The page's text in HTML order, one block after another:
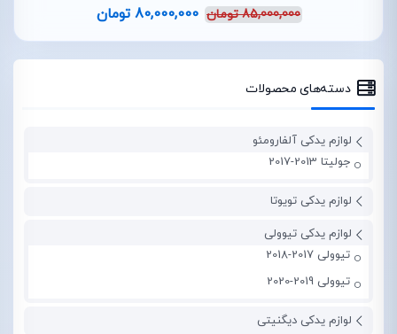
85,000,000 تومان 80,000,000 تومان
دسته‌های محصولات
لوازم یدکی آلفارومئو
جولیتا 2013-2017
لوازم یدکی تویوتا
لوازم یدکی تیوولی
تیوولی 2017-2018
تیوولی 2019-2020
لوازم یدکی دیگنیتی